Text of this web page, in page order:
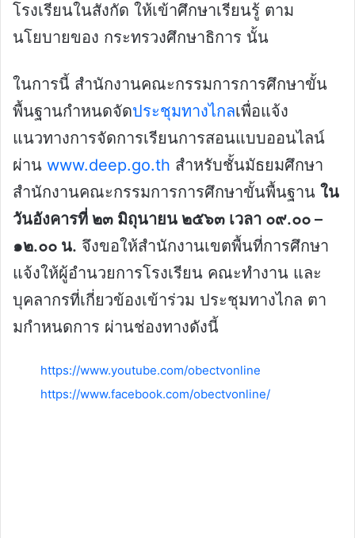
โรงเรียนในสังกัด ให้เข้าศึกษาเรียนรู้ ตาม
นโยบายของ กระทรวงศึกษาธิการ นั้น
ในการนี้ สํานักงานคณะกรรมการการศึกษาขั้น
พื้นฐานกําหนดจัดประชุมทางไกลเพื่อแจ้ง
แนวทางการจัดการเรียนการสอนแบบออนไลน์
ผ่าน www.deep.go.th สําหรับชั้นมัธยมศึกษา
สํานักงานคณะกรรมการการศึกษาขั้นพื้นฐาน ใน
วันอังคารที่ ๒๓ มิถุนายน ๒๕๖๓ เวลา ๐๙.๐๐ –
๑๒.๐๐ น. จึงขอให้สํานักงานเขตพื้นที่การศึกษา
แจ้งให้ผู้อํานวยการโรงเรียน คณะทํางาน และ
บุคลากรที่เกี่ยวข้องเข้าร่วม ประชุมทางไกล ตา
มกําหนดการ ผ่านช่องทางดังนี้
https://www.youtube.com/obectvonline
https://www.facebook.com/obectvonline/